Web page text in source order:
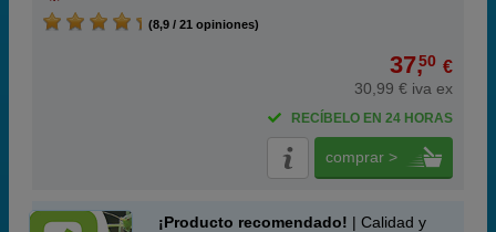
(8,9 / 21 opiniones)
37,50 €
30,99 € iva ex
RECÍBELO EN 24 HORAS
comprar >
¡Producto recomendado! | Calidad y